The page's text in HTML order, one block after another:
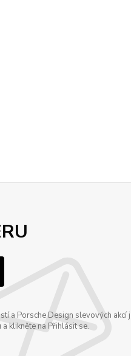
a Porsche Design slevových akcí
klikněte na Přihlásit se.